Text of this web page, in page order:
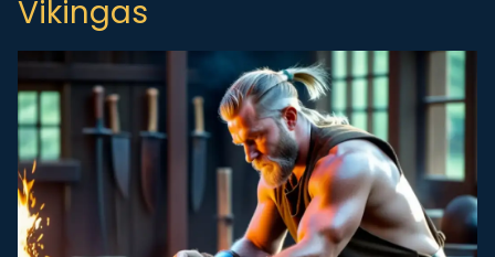
Vikingas